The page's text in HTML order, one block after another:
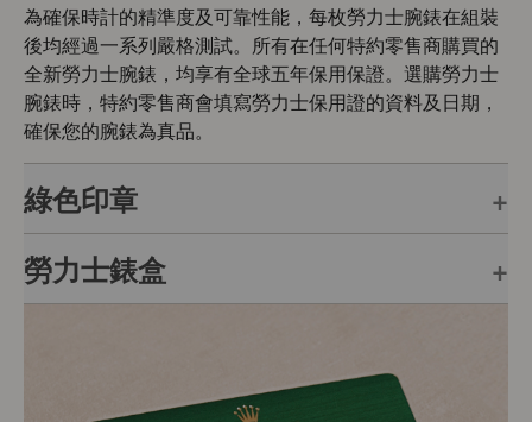
為確保時計的精準度及可靠性能，每枚勞力士腕錶在組裝
後均經過一系列嚴格測試。所有在任何特約零售商購買的
全新勞力士腕錶，均享有全球五年保用保證。選購勞力士
腕錶時，特約零售商會填寫勞力士保用證的資料及日期，
確保您的腕錶為真品。
綠色印章
每枚勞力士腕錶均附有全球五年保用保證，並附上綠色印
章，此印章是頂級天文台精密時計的象徵。此獨特標記證
勞力士錶盒
送禮之用亦非常合適，接收禮物者會感到愉悅非常。